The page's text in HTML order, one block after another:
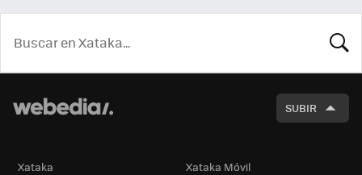
SUBIR
Xataka
Xataka Móvil